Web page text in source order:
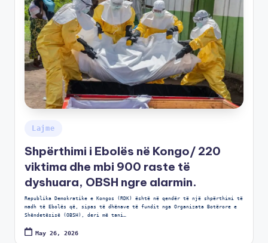
Lajme
Shpërthimi i Ebolës në Kongo/ 220
viktima dhe mbi 900 raste të
dyshuara, OBSH ngre alarmin.
Republika Demokratike e Kongos (RDK) është në qendër të një shpërthimi të
madh të Ebolës që, sipas të dhënave të fundit nga Organizata Botërore e
Shëndetësisë (OBSH), deri më tani…
May 26, 2026